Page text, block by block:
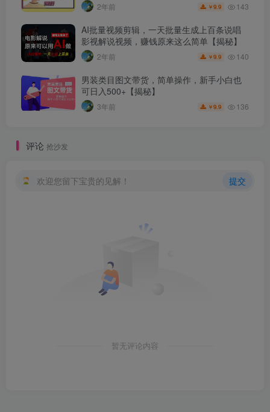
2年前 ￥9.9 143
AI批量视频剪辑，一天批量生成上百条说唱
影视解说视频，赚钱原来这么简单【揭秘】
2年前 ￥9.9 140
男装类目图文带货，简单操作，新手小白也
可日入500+【揭秘】
3年前 ￥9.9 136
评论 抢沙发
欢迎您留下宝贵的见解！ 提交
暂无评论内容